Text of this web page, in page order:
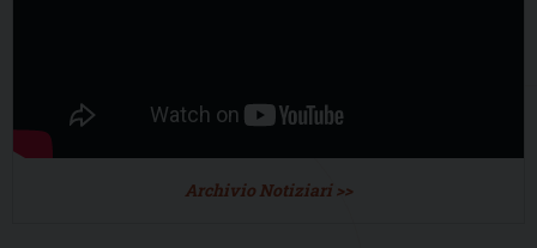
Archivio Notiziari >>